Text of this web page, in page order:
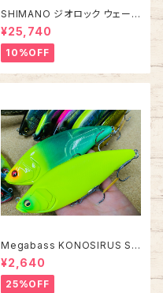
SHIMANO ジオロック ウェーデ
ィングシューズ カットピンフェル
ト FS-284Z【2026年オスス
メ！】
¥25,740
10%OFF
Megabass KONOSIRUS S
WIMMER コノシラススイマー
¥2,640
25%OFF